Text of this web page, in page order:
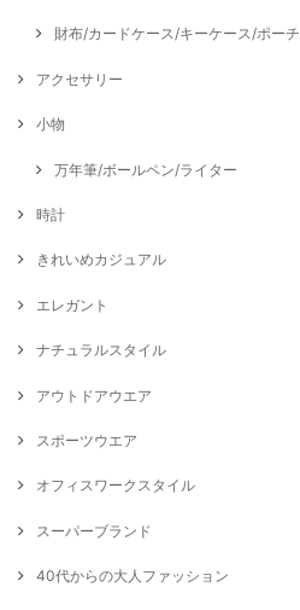
財布/カードケース/キーケース/ポーチ
アクセサリー
小物
万年筆/ボールペン/ライター
時計
きれいめカジュアル
エレガント
ナチュラルスタイル
アウトドアウエア
スポーツウエア
オフィスワークスタイル
スーパーブランド
40代からの大人ファッション